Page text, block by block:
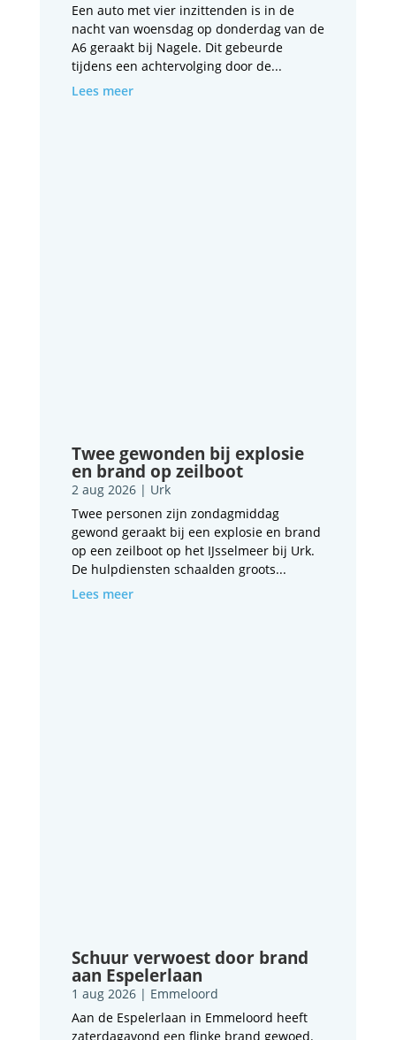
Een auto met vier inzittenden is in de
nacht van woensdag op donderdag van de
A6 geraakt bij Nagele. Dit gebeurde
tijdens een achtervolging door de...
Lees meer
Twee gewonden bij explosie
en brand op zeilboot
2 aug 2026| Urk
Twee personen zijn zondagmiddag
gewond geraakt bij een explosie en brand
op een zeilboot op het IJsselmeer bij Urk.
De hulpdiensten schaalden groots...
Lees meer
Schuur verwoest door brand
aan Espelerlaan
1 aug 2026| Emmeloord
Aan de Espelerlaan in Emmeloord heeft
zaterdagavond een flinke brand gewoed.